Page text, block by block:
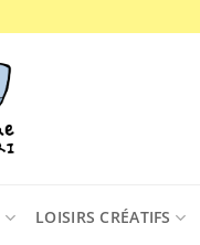
LOISIRS CRÉATIFS